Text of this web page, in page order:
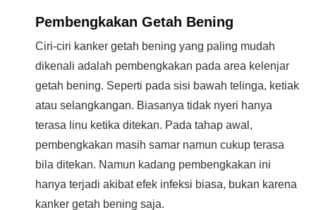
Pembengkakan Getah Bening
Ciri-ciri kanker getah bening yang paling mudah
dikenali adalah pembengkakan pada area kelenjar
getah bening. Seperti pada sisi bawah telinga, ketiak
atau selangkangan. Biasanya tidak nyeri hanya
terasa linu ketika ditekan. Pada tahap awal,
pembengkakan masih samar namun cukup terasa
bila ditekan. Namun kadang pembengkakan ini
hanya terjadi akibat efek infeksi biasa, bukan karena
kanker getah bening saja.